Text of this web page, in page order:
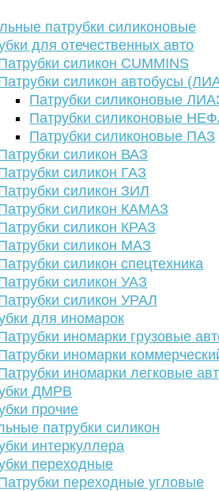
патрубки силиконовые
для отечественных авто
силикон CUMMINS
силикон автобусы
Патрубки силиконовые
Патрубки силиконовые
Патрубки силиконовые ПАЗ
силикон ВАЗ
силикон ГАЗ
силикон ЗИЛ
силикон КАМАЗ
силикон КРАЗ
силикон МАЗ
силикон спецтехника
силикон УАЗ
силикон УРАЛ
для иномарок
иномарки грузовые
иномарки
иномарки легковые
ДМРВ
прочие
патрубки силикон
интеркуллера
переходные
переходные угловые